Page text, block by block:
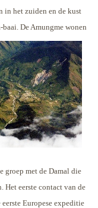
in het zuiden en de kust
De Amungme wonen
groep met de Damal die
Het eerste contact van de
Europese expeditie